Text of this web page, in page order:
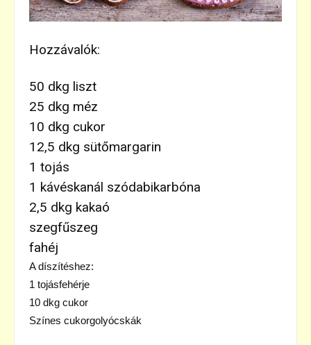
Hozzávalók:
50 dkg liszt
25 dkg méz
10 dkg cukor
12,5 dkg sütőmargarin
1 tojás
1 kávéskanál szódabikarbóna
2,5 dkg kakaó
szegfűszeg
fahéj
A díszítéshez:
1 tojásfehérje
10 dkg cukor
Színes cukorgolyócskák